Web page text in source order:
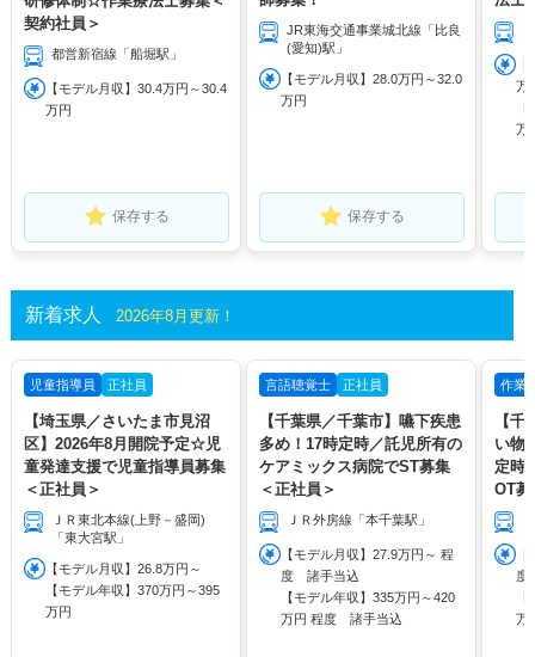
契約社員＞
都営新宿線「船堀駅」
【モデル月収】30.4万円～30.4
万円
保存する
JR東海交通事業城北線「比良
(愛知)駅」
【モデル月収】28.0万円～32.0
万円
保存する
万
万
新着求人 2026年8月更新！
児童指導員 正社員
【埼玉県／さいたま市見沼
区】2026年8月開院予定☆児
童発達支援で児童指導員募集
＜正社員＞
ＪＲ東北本線(上野－盛岡)
「東大宮駅」
【モデル月収】26.8万円～
【モデル年収】370万円～395
万円
言語聴覚士 正社員
【千葉県／千葉市】嚥下疾患
多め！17時定時／託児所有の
ケアミックス病院でST募集
＜正社員＞
ＪＲ外房線「本千葉駅」
【モデル月収】27.9万円～ 程
度 諸手当込
【モデル年収】335万円～420
万円 程度 諸手当込
作業
【
い物
定時
OT
度
万